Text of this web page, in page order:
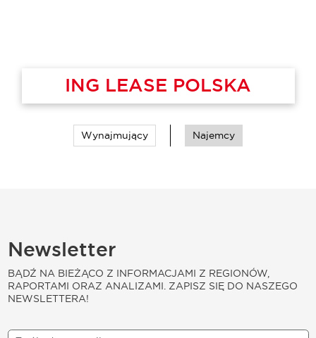
GBB INVEST
Wynajmujący Najemcy
Newsletter
BĄDŹ NA BIEŻĄCO Z INFORMACJAMI Z REGIONÓW,
RAPORTAMI ORAZ ANALIZAMI. ZAPISZ SIĘ DO NASZEGO
NEWSLETTERA!